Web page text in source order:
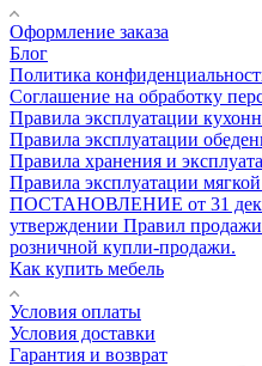
Оформление заказа
Блог
Политика
Соглашение на обработку
Правила эксплуатации
Правила эксплуатации
Правила хранения и
Правила эксплуатации
ПОСТАНОВЛЕНИЕ от 31
утверждении Правил
розничной купли-продажи.
Как купить мебель
Условия оплаты
Условия доставки
Гарантия и возврат